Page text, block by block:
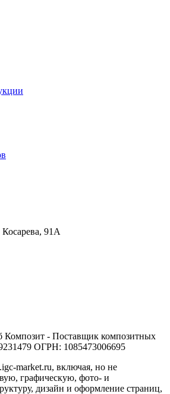
Косарева, 91А
- Поставщик композитных
ОГРН: 1085473006695
market.ru, включая, но не
графическую, фото- и
дизайн и оформление страниц,